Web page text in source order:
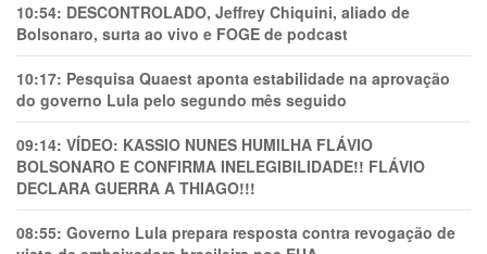
10:54: DESCONTROLADO, Jeffrey Chiquini, aliado de
Bolsonaro, surta ao vivo e FOGE de podcast
10:17: Pesquisa Quaest aponta estabilidade na aprovação
do governo Lula pelo segundo mês seguido
09:14: VÍDEO: KASSIO NUNES HUMlLHA FLÁVIO
BOLSONARO E CONFIRMA INELEGIBILIDADE!! FLÁVIO
DECLARA GUERRA A THIAGO!!!
08:55: Governo Lula prepara resposta contra revogação de